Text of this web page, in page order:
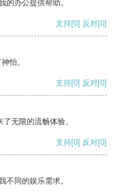
的办公提供帮助。
支持[0] 反对[0]
怡。
支持[0] 反对[0]
无限的流畅体验。
支持[0] 反对[0]
不同的娱乐需求。